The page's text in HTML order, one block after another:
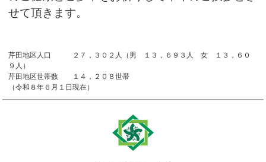
せて頂きます。
芹田地区人口 ２７，３０２人（男 １３，６９３人 女 １３，６０
９人）
芹田地区世帯数 １４，２０８世帯
（令和８年６月１日現在）